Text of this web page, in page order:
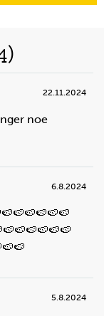
22.11.2024
noe
6.8.2024
5.8.2024